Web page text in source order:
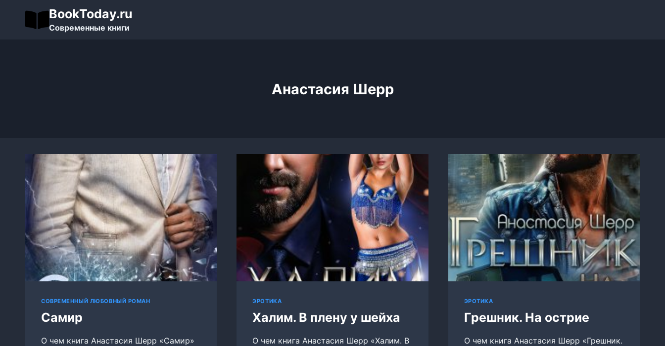
содержимому
BookToday.ru
Современные книги
Анастасия Шерр
СОВРЕМЕННЫЙ ЛЮБОВНЫЙ РОМАН
Самир
О чем книга Анастасия Шерр «Самир»
ЭРОТИКА
Халим. В плену у шейха
О чем книга Анастасия Шерр «Халим. В
ЭРОТИКА
Грешник. На острие
О чем книга Анастасия Шерр «Грешник.